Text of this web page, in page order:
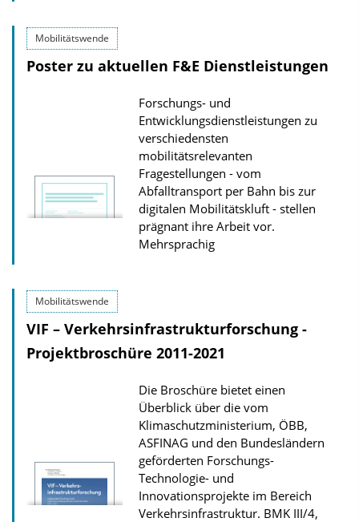
a
i
o
n
l
a
d
s
z
u
r
P
i
k
a
t
i
o
n
Mobilitätswende
Poster zu aktuellen F&E Dienstleistungen
Forschungs- und
Entwicklungsdienstleistungen zu
verschiedensten
mobilitätsrelevanten
Fragestellungen - vom
Abfalltransport per Bahn bis zur
digitalen Mobilitätskluft - stellen
prägnant ihre Arbeit vor.
Mehrsprachig
Mobilitätswende
VIF – Verkehrsinfrastrukturforschung -
Projektbroschüre 2011-2021
Die Broschüre bietet einen
Überblick über die vom
Klimaschutzministerium, ÖBB,
ASFINAG und den Bundesländern
geförderten Forschungs-
Technologie- und
Innovationsprojekte im Bereich
Verkehrsinfrastruktur. BMK III/4,